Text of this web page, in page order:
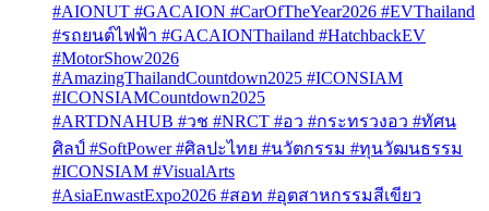
#AIONUT #GACAION #CarOfTheYear2026 #EVThailand
#รถยนต์ไฟฟ้า #GACAIONThailand #HatchbackEV
#MotorShow2026
#AmazingThailandCountdown2025 #ICONSIAM
#ICONSIAMCountdown2025
#ARTDNAHUB #วช #NRCT #อว #กระทรวงอว #ทัศน
ศิลป์ #SoftPower #ศิลปะไทย #นวัตกรรม #ทุนวัฒนธรรม
#ICONSIAM #VisualArts
#AsiaEnwastExpo2026 #สอท #อุตสาหกรรมสีเขียว